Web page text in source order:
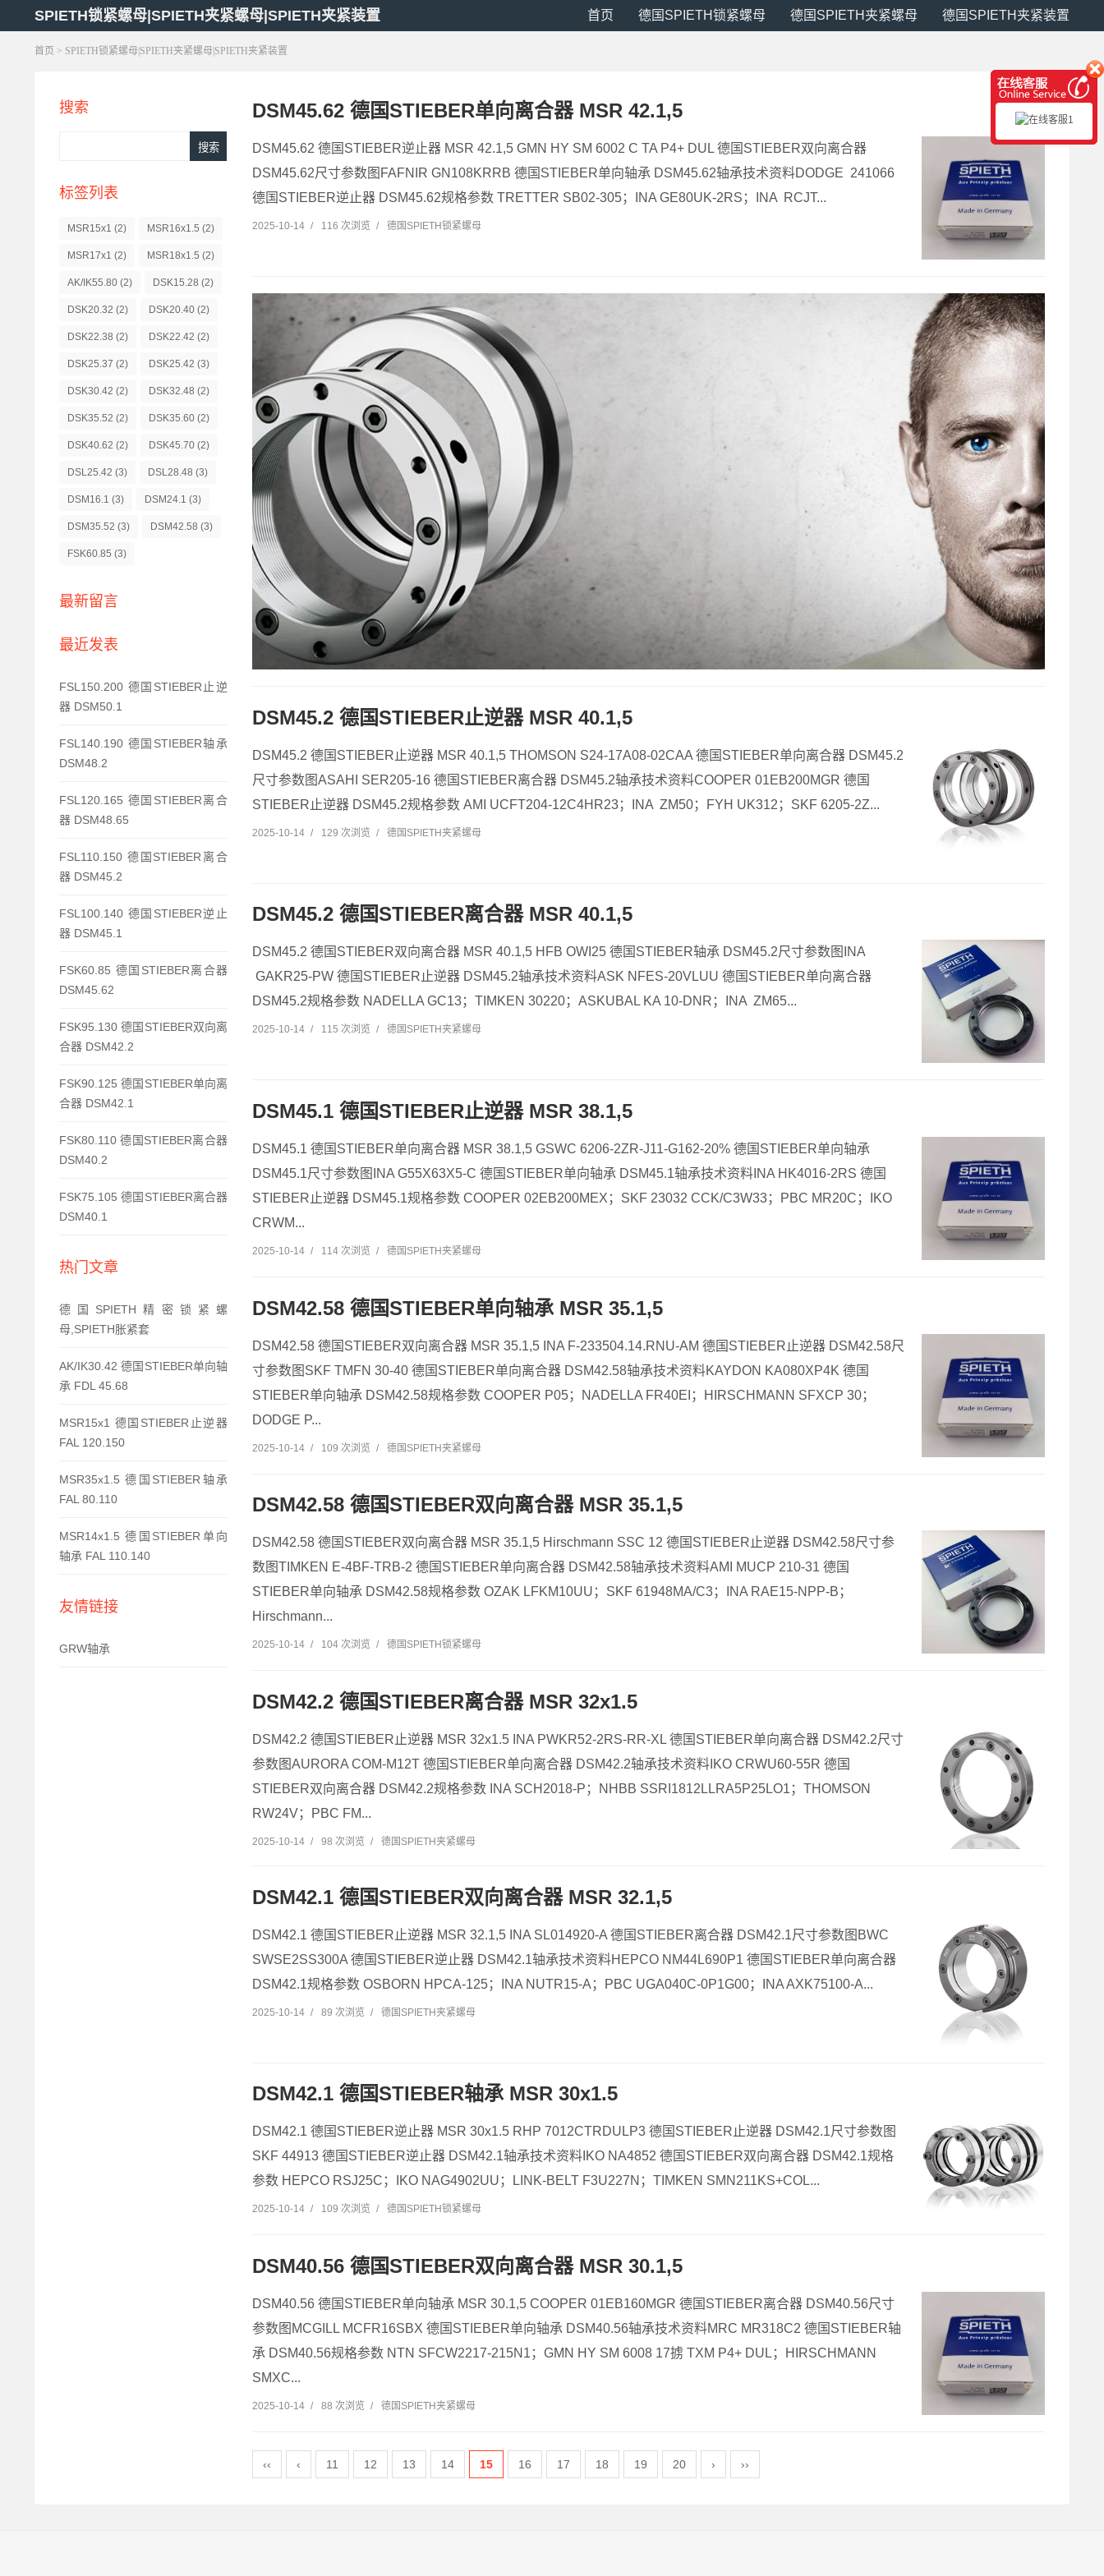
SPIETH锁紧螺母|SPIETH夹紧螺母|SPIETH夹紧装置 首页 德国SPIETH锁紧螺母 德国SPIETH夹紧螺母 德国SPIETH夹紧装置
首页 > SPIETH锁紧螺母|SPIETH夹紧螺母|SPIETH夹紧装置
搜索
标签列表
MSR15x1 (2) MSR16x1.5 (2)
MSR17x1 (2) MSR18x1.5 (2)
AK/IK55.80 (2) DSK15.28 (2)
DSK20.32 (2) DSK20.40 (2)
DSK22.38 (2) DSK22.42 (2)
DSK25.37 (2) DSK25.42 (3)
DSK30.42 (2) DSK32.48 (2)
DSK35.52 (2) DSK35.60 (2)
DSK40.62 (2) DSK45.70 (2)
DSL25.42 (3) DSL28.48 (3)
DSM16.1 (3) DSM24.1 (3)
DSM35.52 (3) DSM42.58 (3)
FSK60.85 (3)
最新留言
最近发表
FSL150.200 德国STIEBER止逆
器 DSM50.1
FSL140.190 德国STIEBER轴承
DSM48.2
FSL120.165 德国STIEBER离合
器 DSM48.65
FSL110.150 德国STIEBER离合
器 DSM45.2
FSL100.140 德国STIEBER逆止
器 DSM45.1
FSK60.85 德国STIEBER离合器
DSM45.62
FSK95.130 德国STIEBER双向离
合器 DSM42.2
FSK90.125 德国STIEBER单向离
合器 DSM42.1
FSK80.110 德国STIEBER离合器
DSM40.2
FSK75.105 德国STIEBER离合器
DSM40.1
热门文章
德国SPIETH精密锁紧螺
母,SPIETH胀紧套
AK/IK30.42 德国STIEBER单向轴
承 FDL 45.68
MSR15x1 德国STIEBER止逆器
FAL 120.150
MSR35x1.5 德国STIEBER轴承
FAL 80.110
MSR14x1.5 德国STIEBER单向
轴承 FAL 110.140
友情链接
GRW轴承
DSM45.62 德国STIEBER单向离合器 MSR 42.1,5
DSM45.62 德国STIEBER逆止器 MSR 42.1,5 GMN HY SM 6002 C TA P4+ DUL 德国STIEBER双向离合器
DSM45.62尺寸参数图FAFNIR GN108KRRB 德国STIEBER单向轴承 DSM45.62轴承技术资料DODGE 241066
德国STIEBER逆止器 DSM45.62规格参数 TRETTER SB02-305；INA GE80UK-2RS；INA RCJT...
2025-10-14 / 116 次浏览 / 德国SPIETH锁紧螺母
DSM45.2 德国STIEBER止逆器 MSR 40.1,5
DSM45.2 德国STIEBER止逆器 MSR 40.1,5 THOMSON S24-17A08-02CAA 德国STIEBER单向离合器 DSM45.2
尺寸参数图ASAHI SER205-16 德国STIEBER离合器 DSM45.2轴承技术资料COOPER 01EB200MGR 德国
STIEBER止逆器 DSM45.2规格参数 AMI UCFT204-12C4HR23；INA ZM50；FYH UK312；SKF 6205-2Z...
2025-10-14 / 129 次浏览 / 德国SPIETH夹紧螺母
DSM45.2 德国STIEBER离合器 MSR 40.1,5
DSM45.2 德国STIEBER双向离合器 MSR 40.1,5 HFB OWI25 德国STIEBER轴承 DSM45.2尺寸参数图INA
GAKR25-PW 德国STIEBER止逆器 DSM45.2轴承技术资料ASK NFES-20VLUU 德国STIEBER单向离合器
DSM45.2规格参数 NADELLA GC13；TIMKEN 30220；ASKUBAL KA 10-DNR；INA ZM65...
2025-10-14 / 115 次浏览 / 德国SPIETH夹紧螺母
DSM45.1 德国STIEBER止逆器 MSR 38.1,5
DSM45.1 德国STIEBER单向离合器 MSR 38.1,5 GSWC 6206-2ZR-J11-G162-20% 德国STIEBER单向轴承
DSM45.1尺寸参数图INA G55X63X5-C 德国STIEBER单向轴承 DSM45.1轴承技术资料INA HK4016-2RS 德国
STIEBER止逆器 DSM45.1规格参数 COOPER 02EB200MEX；SKF 23032 CCK/C3W33；PBC MR20C；IKO
CRWM...
2025-10-14 / 114 次浏览 / 德国SPIETH夹紧螺母
DSM42.58 德国STIEBER单向轴承 MSR 35.1,5
DSM42.58 德国STIEBER双向离合器 MSR 35.1,5 INA F-233504.14.RNU-AM 德国STIEBER止逆器 DSM42.58尺
寸参数图SKF TMFN 30-40 德国STIEBER单向离合器 DSM42.58轴承技术资料KAYDON KA080XP4K 德国
STIEBER单向轴承 DSM42.58规格参数 COOPER P05；NADELLA FR40EI；HIRSCHMANN SFXCP 30；
DODGE P...
2025-10-14 / 109 次浏览 / 德国SPIETH夹紧螺母
DSM42.58 德国STIEBER双向离合器 MSR 35.1,5
DSM42.58 德国STIEBER双向离合器 MSR 35.1,5 Hirschmann SSC 12 德国STIEBER止逆器 DSM42.58尺寸参
数图TIMKEN E-4BF-TRB-2 德国STIEBER单向离合器 DSM42.58轴承技术资料AMI MUCP 210-31 德国
STIEBER单向轴承 DSM42.58规格参数 OZAK LFKM10UU；SKF 61948MA/C3；INA RAE15-NPP-B；
Hirschmann...
2025-10-14 / 104 次浏览 / 德国SPIETH锁紧螺母
DSM42.2 德国STIEBER离合器 MSR 32x1.5
DSM42.2 德国STIEBER止逆器 MSR 32x1.5 INA PWKR52-2RS-RR-XL 德国STIEBER单向离合器 DSM42.2尺寸
参数图AURORA COM-M12T 德国STIEBER单向离合器 DSM42.2轴承技术资料IKO CRWU60-55R 德国
STIEBER双向离合器 DSM42.2规格参数 INA SCH2018-P；NHBB SSRI1812LLRA5P25LO1；THOMSON
RW24V；PBC FM...
2025-10-14 / 98 次浏览 / 德国SPIETH夹紧螺母
DSM42.1 德国STIEBER双向离合器 MSR 32.1,5
DSM42.1 德国STIEBER止逆器 MSR 32.1,5 INA SL014920-A 德国STIEBER离合器 DSM42.1尺寸参数图BWC
SWSE2SS300A 德国STIEBER逆止器 DSM42.1轴承技术资料HEPCO NM44L690P1 德国STIEBER单向离合器
DSM42.1规格参数 OSBORN HPCA-125；INA NUTR15-A；PBC UGA040C-0P1G00；INA AXK75100-A...
2025-10-14 / 89 次浏览 / 德国SPIETH夹紧螺母
DSM42.1 德国STIEBER轴承 MSR 30x1.5
DSM42.1 德国STIEBER逆止器 MSR 30x1.5 RHP 7012CTRDULP3 德国STIEBER止逆器 DSM42.1尺寸参数图
SKF 44913 德国STIEBER逆止器 DSM42.1轴承技术资料IKO NA4852 德国STIEBER双向离合器 DSM42.1规格
参数 HEPCO RSJ25C；IKO NAG4902UU；LINK-BELT F3U227N；TIMKEN SMN211KS+COL...
2025-10-14 / 109 次浏览 / 德国SPIETH锁紧螺母
DSM40.56 德国STIEBER双向离合器 MSR 30.1,5
DSM40.56 德国STIEBER单向轴承 MSR 30.1,5 COOPER 01EB160MGR 德国STIEBER离合器 DSM40.56尺寸
参数图MCGILL MCFR16SBX 德国STIEBER单向轴承 DSM40.56轴承技术资料MRC MR318C2 德国STIEBER轴
承 DSM40.56规格参数 NTN SFCW2217-215N1；GMN HY SM 6008 17掳 TXM P4+ DUL；HIRSCHMANN
SMXC...
2025-10-14 / 88 次浏览 / 德国SPIETH夹紧螺母
‹‹ ‹ 11 12 13 14 15 16 17 18 19 20 › ››